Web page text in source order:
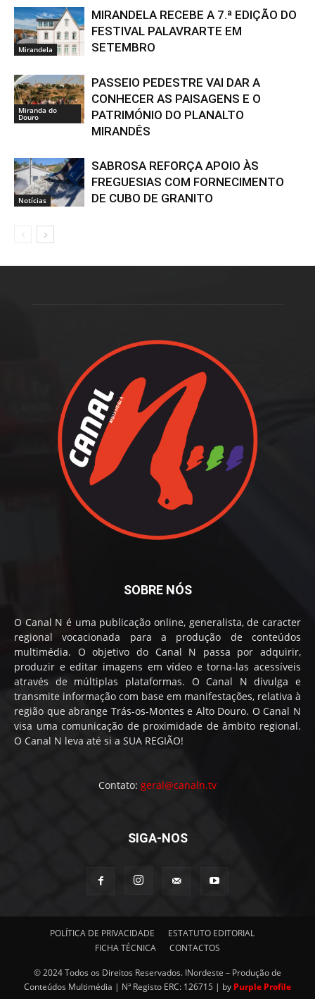
Mirandela
MIRANDELA RECEBE A 7.ª EDIÇÃO DO
FESTIVAL PALAVRARTE EM
SETEMBRO
Miranda do
Douro
PASSEIO PEDESTRE VAI DAR A
CONHECER AS PAISAGENS E O
PATRIMÓNIO DO PLANALTO
MIRANDÊS
Notícias
SABROSA REFORÇA APOIO ÀS
FREGUESIAS COM FORNECIMENTO
DE CUBO DE GRANITO
SOBRE NÓS
O Canal N é uma publicação online, generalista, de caracter
regional vocacionada para a produção de conteúdos
multimédia. O objetivo do Canal N passa por adquirir,
produzir e editar imagens em vídeo e torna-las acessíveis
através de múltiplas plataformas. O Canal N divulga e
transmite informação com base em manifestações, relativa à
região que abrange Trás-os-Montes e Alto Douro. O Canal N
visa uma comunicação de proximidade de âmbito regional.
O Canal N leva até si a SUA REGIÃO!
Contato: geral@canaln.tv
SIGA-NOS
POLÍTICA DE PRIVACIDADE
ESTATUTO EDITORIAL
FICHA TÉCNICA
CONTACTOS
© 2024 Todos os Direitos Reservados. INordeste – Produção de
Conteúdos Multimédia | Nª Registo ERC: 126715 | by Purple Profile